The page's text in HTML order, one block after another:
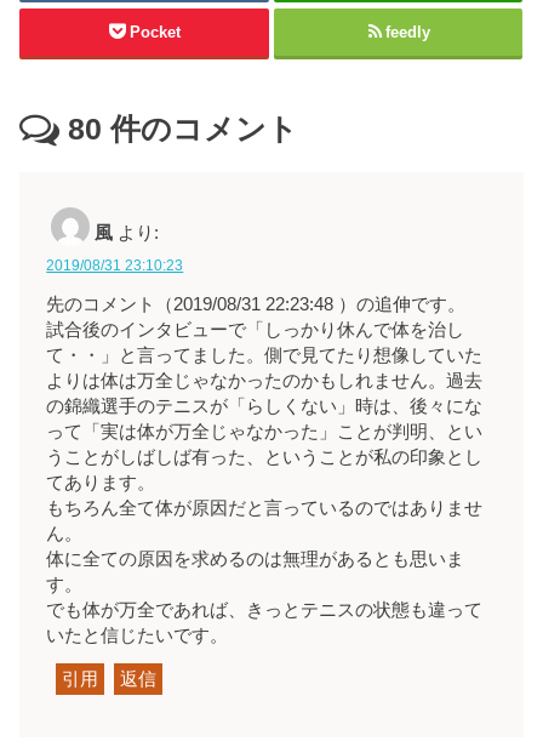
Pocket feedly
80 件のコメント
風 より:
2019/08/31 23:10:23
先のコメント（2019/08/31 22:23:48 ）の追伸です。
試合後のインタビューで「しっかり休んで体を治し
て・・」と言ってました。側で見てたり想像していた
よりは体は万全じゃなかったのかもしれません。過去
の錦織選手のテニスが「らしくない」時は、後々にな
って「実は体が万全じゃなかった」ことが判明、とい
うことがしばしば有った、ということが私の印象とし
てあります。
もちろん全て体が原因だと言っているのではありませ
ん。
体に全ての原因を求めるのは無理があるとも思いま
す。
でも体が万全であれば、きっとテニスの状態も違って
いたと信じたいです。
引用 返信